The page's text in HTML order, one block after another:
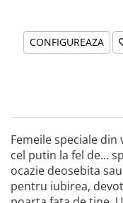
CONFIGUREAZA
Femeile speciale
cel putin la fel de...
ocazie deosebita
pentru iubirea,